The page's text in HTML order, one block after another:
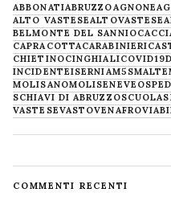
ABBONATIABRUZZOAGNONE
ALTO VASTESEALTOVASTESE
BELMONTE DEL SANNIO
CAPRACOTTACARABINIERI
CHIETINOCINGHIALICOVID19
INCIDENTEISERNIAM5S
MOLISANOMOLISENEVE
SCHIAVI DI ABRUZZOSCUOLA
VASTESEVASTOVENAFRO
COMMENTI RECENTI